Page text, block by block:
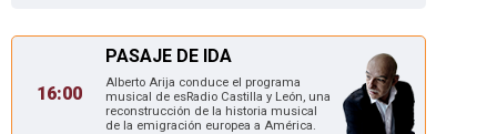
16:00
PASAJE DE IDA
Alberto Arija conduce el programa
musical de esRadio Castilla y León, una
reconstrucción de la historia musical
de la emigración europea a América.